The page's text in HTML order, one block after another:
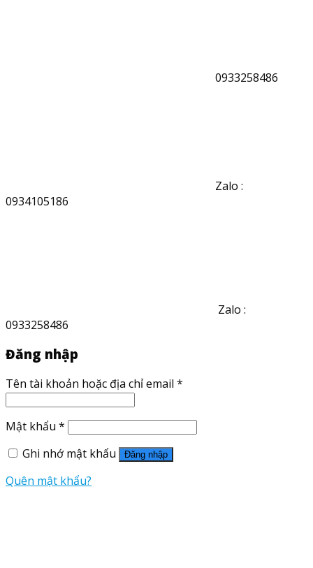
0933258486
Zalo :
0934105186
Zalo :
0933258486
Đăng nhập
Tên tài khoản hoặc địa chỉ email *
Mật khẩu *
Ghi nhớ mật khẩu
Đăng nhập
Quên mật khẩu?